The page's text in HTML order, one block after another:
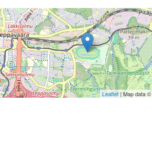
Leaflet| Map data ©